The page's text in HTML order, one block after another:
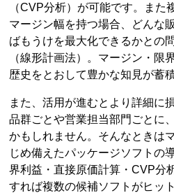
（CVP分析）が可能です。また
マージン幅を持つ場合、どんな
ばもうけを最大化できるかとの
（線形計画法）。マージン・限
歴史をとおして豊かな知見が蓄
また、活用が進むとより詳細に
品群ごとや営業担当部門ごとに
かもしれません。そんなときは
じめ備えたパッケージソフトの
界利益・直接原価計算・CVP分
すれば複数の候補ソフトがヒッ